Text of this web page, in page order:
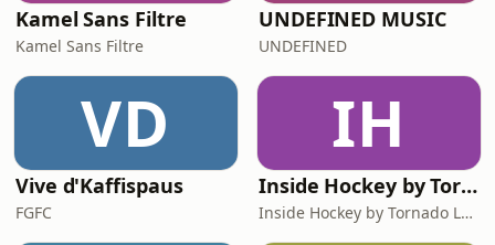
Kamel Sans Filtre
Kamel Sans Filtre
UNDEFINED MUSIC
UNDEFINED
VD
Vive d'Kaffispaus
FGFC
IH
Inside Hockey by Tornado Luxembourg - le19.studio
Inside Hockey by Tornado Luxembourg - le19.studio